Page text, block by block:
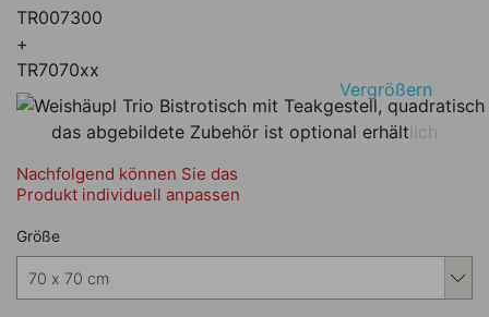
TR007300
+
TR7070xx
Vergrößern
das abgebildete Zubehör ist optional erhältlich
Nachfolgend können Sie das
Produkt individuell anpassen
Nachfolgend können Sie das
Größe